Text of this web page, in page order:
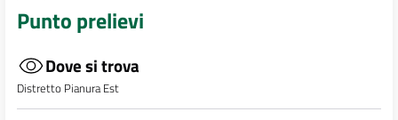
Punto prelievi
Dove si trova
Distretto Pianura Est